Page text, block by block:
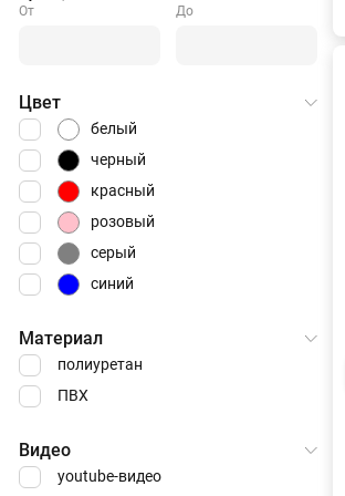
От До
Цвет
белый
черный
красный
розовый
серый
синий
Материал
полиуретан
ПВХ
Видео
youtube-видео